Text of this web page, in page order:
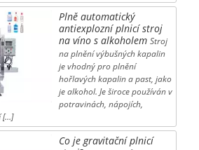
Plně automatický
antiexplozní plnicí stroj
na víno s alkoholem Stroj
na plnění výbušných kapalin
je vhodný pro plnění
hořlavých kapalin a past, jako
je alkohol. Je široce používán v
potravinách, nápojích,
[…]
Co je gravitační plnicí